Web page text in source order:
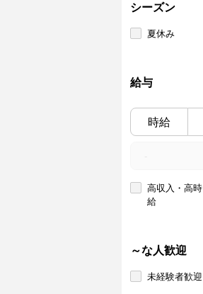
シーズン
夏休み
給与
時給
高収入・高時
給
～な人歓迎
未経験者歓迎